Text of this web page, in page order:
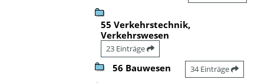
55 Verkehrstechnik,
Verkehrswesen
23 Einträge
56 Bauwesen 34 Einträge